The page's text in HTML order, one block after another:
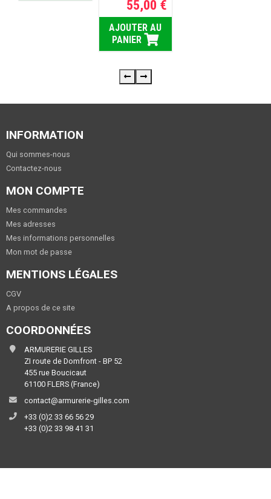
55,00 €
AJOUTER AU
PANIER
INFORMATION
Qui sommes-nous
Contactez-nous
MON COMPTE
Mes commandes
Mes adresses
Mes informations personnelles
Mon mot de passe
MENTIONS LÉGALES
CGV
A propos de ce site
COORDONNÉES
ARMURERIE GILLES
ZI route de Domfront - BP 52
455 rue Boucicaut
61100 FLERS (France)
contact@armurerie-gilles.com
+33 (0)2 33 66 56 29
+33 (0)2 33 98 41 31